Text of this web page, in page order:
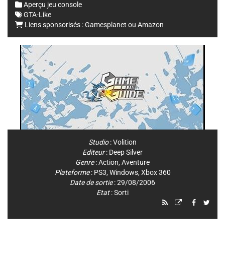
Aperçu jeu console
GTA-Like
Liens sponsorisés :Gamesplanet ou Amazon
Studio:Volition
Editeur: Deep Silver
Genre:Action, Aventure
Plateforme: PS3, Windows, Xbox 360
Date de sortie: 29/08/2006
Etat: Sorti